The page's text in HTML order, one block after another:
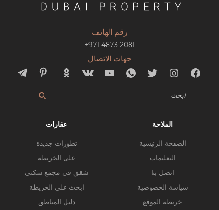
رقم الهاتف
+971 4873 2081
جهات الاتصال
الملاحة
الصفحة الرئيسية
التعليمات
اتصل بنا
سياسة الخصوصية
خريطة الموقع
عقارات
تطورات جديدة
على الخريطة
شقق في مجمع سكني
ابحث على الخريطة
دليل المناطق